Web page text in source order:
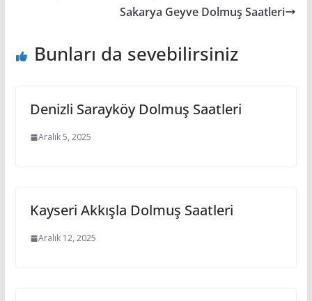
Sakarya Geyve Dolmuş Saatleri
Bunları da sevebilirsiniz
Denizli Sarayköy Dolmuş Saatleri
Aralık 5, 2025
Kayseri Akkışla Dolmuş Saatleri
Aralık 12, 2025